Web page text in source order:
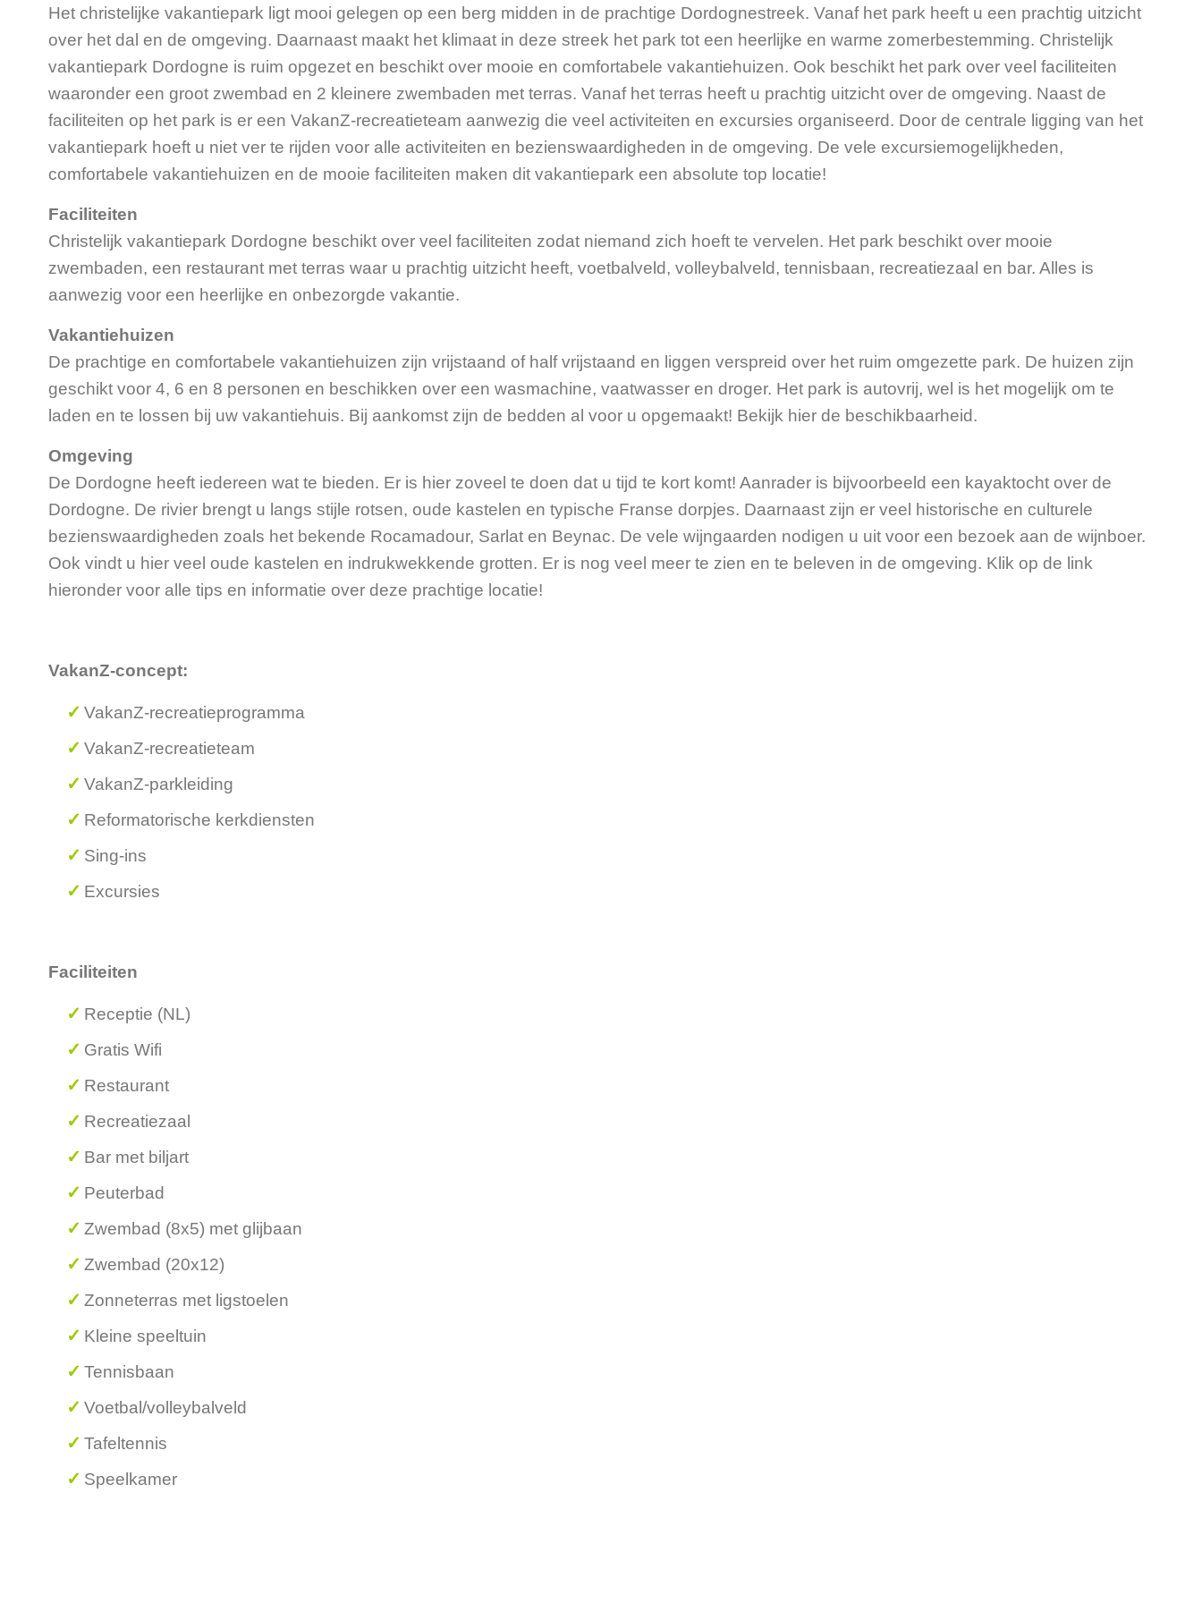
Het christelijke vakantiepark ligt mooi gelegen op een berg midden in de prachtige Dordognestreek. Vanaf het park heeft u een prachtig uitzicht
over het dal en de omgeving. Daarnaast maakt het klimaat in deze streek het park tot een heerlijke en warme zomerbestemming. Christelijk
vakantiepark Dordogne is ruim opgezet en beschikt over mooie en comfortabele vakantiehuizen. Ook beschikt het park over veel faciliteiten
waaronder een groot zwembad en 2 kleinere zwembaden met terras. Vanaf het terras heeft u prachtig uitzicht over de omgeving. Naast de
faciliteiten op het park is er een VakanZ-recreatieteam aanwezig die veel activiteiten en excursies organiseerd. Door de centrale ligging van het
vakantiepark hoeft u niet ver te rijden voor alle activiteiten en bezienswaardigheden in de omgeving. De vele excursiemogelijkheden,
comfortabele vakantiehuizen en de mooie faciliteiten maken dit vakantiepark een absolute top locatie!
Faciliteiten
Christelijk vakantiepark Dordogne beschikt over veel faciliteiten zodat niemand zich hoeft te vervelen. Het park beschikt over mooie
zwembaden, een restaurant met terras waar u prachtig uitzicht heeft, voetbalveld, volleybalveld, tennisbaan, recreatiezaal en bar. Alles is
aanwezig voor een heerlijke en onbezorgde vakantie.
Vakantiehuizen
De prachtige en comfortabele vakantiehuizen zijn vrijstaand of half vrijstaand en liggen verspreid over het ruim omgezette park. De huizen zijn
geschikt voor 4, 6 en 8 personen en beschikken over een wasmachine, vaatwasser en droger. Het park is autovrij, wel is het mogelijk om te
laden en te lossen bij uw vakantiehuis. Bij aankomst zijn de bedden al voor u opgemaakt! Bekijk hier de beschikbaarheid.
Omgeving
De Dordogne heeft iedereen wat te bieden. Er is hier zoveel te doen dat u tijd te kort komt! Aanrader is bijvoorbeeld een kayaktocht over de
Dordogne. De rivier brengt u langs stijle rotsen, oude kastelen en typische Franse dorpjes. Daarnaast zijn er veel historische en culturele
bezienswaardigheden zoals het bekende Rocamadour, Sarlat en Beynac. De vele wijngaarden nodigen u uit voor een bezoek aan de wijnboer.
Ook vindt u hier veel oude kastelen en indrukwekkende grotten. Er is nog veel meer te zien en te beleven in de omgeving. Klik op de link
hieronder voor alle tips en informatie over deze prachtige locatie!
VakanZ-concept:
VakanZ-recreatieprogramma
VakanZ-recreatieteam
VakanZ-parkleiding
Reformatorische kerkdiensten
Sing-ins
Excursies
Faciliteiten
Receptie (NL)
Gratis Wifi
Restaurant
Recreatiezaal
Bar met biljart
Peuterbad
Zwembad (8x5) met glijbaan
Zwembad (20x12)
Zonneterras met ligstoelen
Kleine speeltuin
Tennisbaan
Voetbal/volleybalveld
Tafeltennis
Speelkamer